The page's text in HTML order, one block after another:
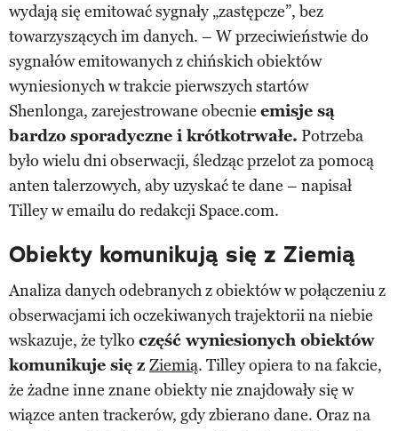
wydają się emitować sygnały „zastępcze”, bez
towarzyszących im danych. – W przeciwieństwie do
sygnałów emitowanych z chińskich obiektów
wyniesionych w trakcie pierwszych startów
Shenlonga, zarejestrowane obecnie emisje są
bardzo sporadyczne i krótkotrwałe. Potrzeba
było wielu dni obserwacji, śledząc przelot za pomocą
anten talerzowych, aby uzyskać te dane – napisał
Tilley w emailu do redakcji Space.com.
Obiekty komunikują się z Ziemią
Analiza danych odebranych z obiektów w połączeniu z
obserwacjami ich oczekiwanych trajektorii na niebie
wskazuje, że tylko część wyniesionych obiektów
komunikuje się z Ziemią. Tilley opiera to na fakcie,
że żadne inne znane obiekty nie znajdowały się w
wiązce anten trackerów, gdy zbierano dane. Oraz na